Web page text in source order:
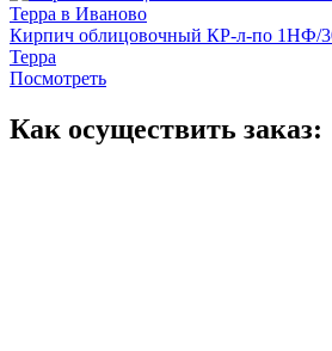
Кирпич облицовочный КР-л-по 1НФ/
Терра
Посмотреть
Как осуществить заказ: